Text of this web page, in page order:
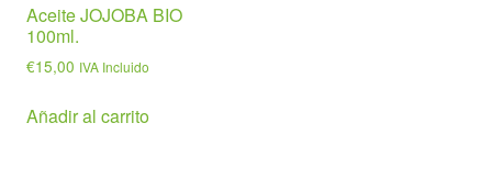
Aceite JOJOBA BIO
100ml.
€15,00 IVA Incluido
Añadir al carrito